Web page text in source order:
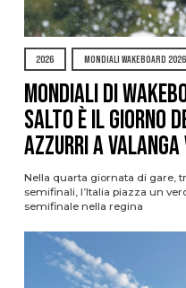
2026 MONDIALI WAKEBOARD 2026
Mondiali di
Salto è il giorno
azzurri a
Nella quarta giornata di gare,
semifinali, l’Italia piazza un
semifinale nella regina